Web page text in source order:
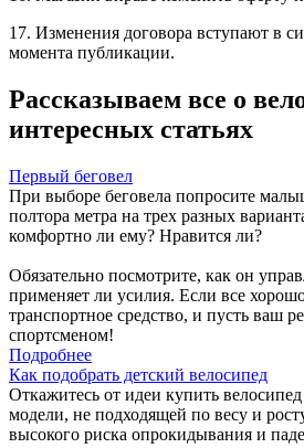
17. Изменения договора вступают в
момента публикации.
Рассказываем все о
интересных статьях
Первый беговел
При выборе беговела попросите
полтора метра на трех разных
комфортно ли ему? Нравится ли?
Обязательно посмотрите, как он
применяет ли усилия. Если все
транспортное средство, и пусть ваш
спортсменом!
Подробнее
Как подобрать детский велосипед
Откажитесь от идеи купить
модели, не подходящей по весу и
высокого риска опрокидывания и